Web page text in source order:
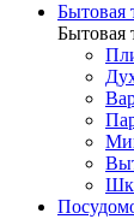
Бытовая
Бытовая